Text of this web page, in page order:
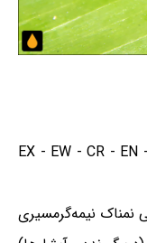
نیمه‌گرمسیری